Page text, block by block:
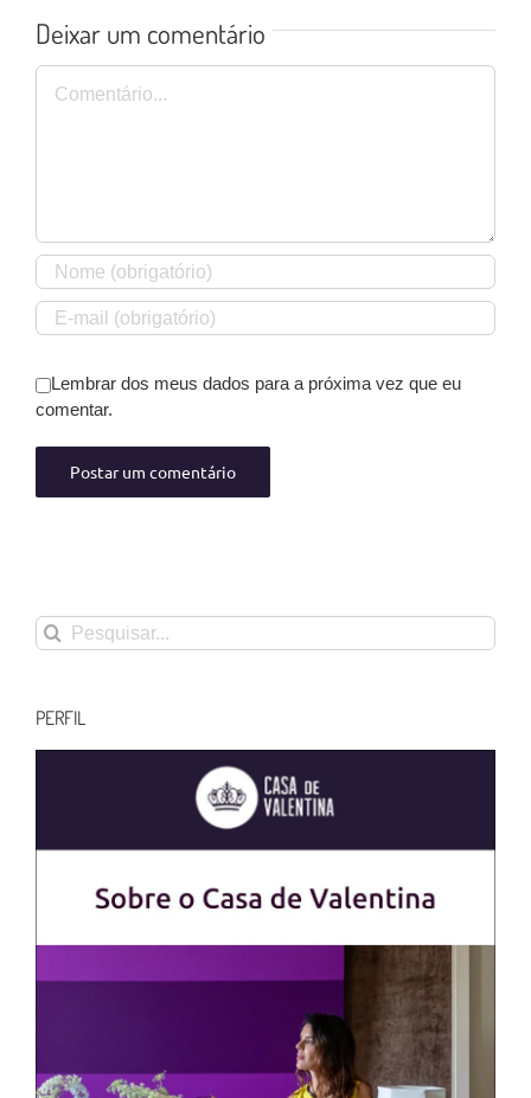
Deixar um comentário
Comentário
Lembrar dos meus dados para a próxima vez que eu
comentar.
Buscar
resultados
PERFIL